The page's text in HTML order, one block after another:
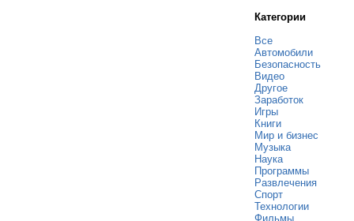
Категории
Все
Автомобили
Безопасность
Видео
Другое
Заработок
Игры
Книги
Мир и бизнес
Музыка
Наука
Программы
Развлечения
Спорт
Технологии
Фильмы